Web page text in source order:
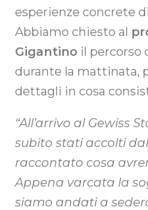
esperienze concrete
Abbiamo chiesto al
Gigantino il percorso
durante la mattinata,
dettagli in cosa
“All’arrivo al Gewiss
subito stati accolti
raccontato cosa
Appena varcata la
siamo andati a